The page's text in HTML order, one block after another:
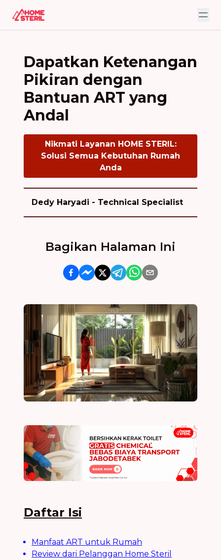
Dapatkan Ketenangan
Pikiran dengan
Bantuan ART yang
Andal
Nikmati Layanan HOME STERIL:
Solusi Semua Kebutuhan Rumah
Anda
Dedy Haryadi - Technical Specialist
Bagikan Halaman Ini
Daftar Isi
Manfaat ART untuk Rumah
Review dari Pelanggan Home Steril